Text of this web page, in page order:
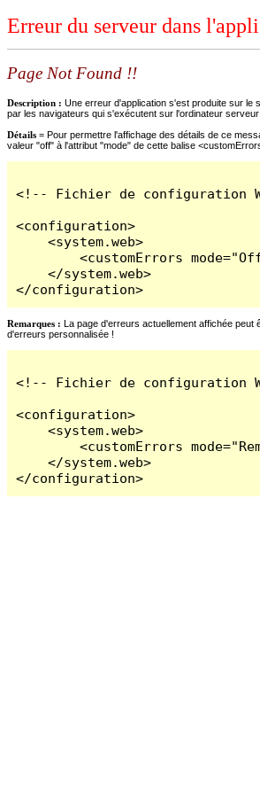
Erreur du serveur dans
Page Not Found !!
Description : Une erreur d'application s'est produite sur le
par les navigateurs qui s'exécutent sur l'ordinateur serveur
Détails = Pour permettre l'affichage des détails de ce
valeur "off" à l'attribut "mode" de cette balise
<!-- Fichier de configuration
<configuration>
    <system.web>
<customErrors
    </system.web>
</configuration>
Remarques : La page d'erreurs actuellement affichée peut
d'erreurs personnalisée !
<!-- Fichier de configuration
<configuration>
    <system.web>
<customErrors
    </system.web>
</configuration>